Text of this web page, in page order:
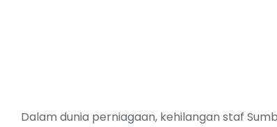
Dalam dunia perniagaan, kehilangan staf